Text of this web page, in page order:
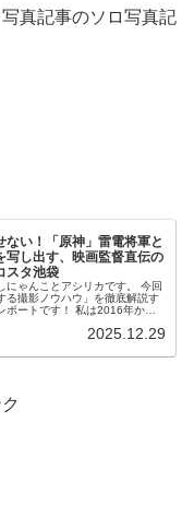
真記事のソロ写真記
ない！「原神」雷電将軍と
写し出す、映画監督直伝の
スタ池袋
ゃんことアシリカです。 今回
る撮影ノウハウ」を徹底解説す
！ 私は2016年から
2025.12.29